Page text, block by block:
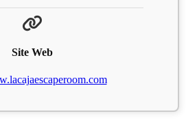
Site Web